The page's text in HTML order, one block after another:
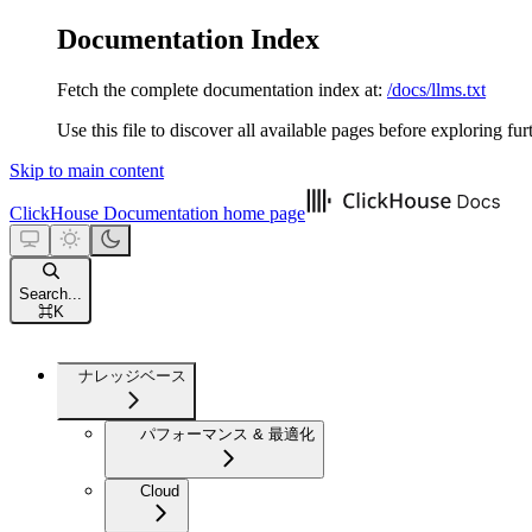
Documentation Index
Fetch the complete documentation index at: /docs/llms.txt
Use this file to discover all available pages before exploring
Skip to main content
ClickHouse Documentation home page
Search...
⌘K
ナレッジベース
パフォーマンス & 最適化
Cloud